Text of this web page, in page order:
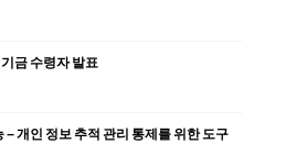
금 수령자 발표
– 개인 정보 추적 관리 통제를 위한 도구